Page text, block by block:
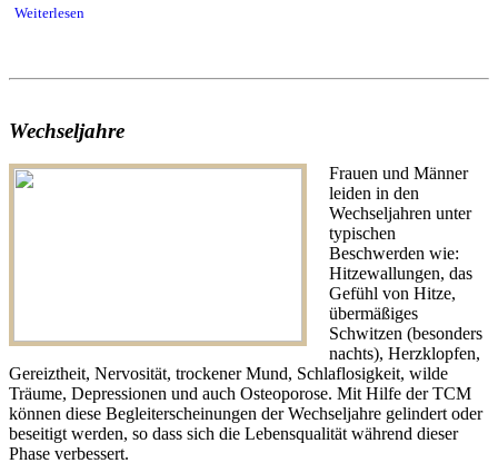
Weiterlesen
Wechseljahre
Frauen und Männer
leiden in den
Wechseljahren unter
typischen
Beschwerden wie:
Hitzewallungen, das
Gefühl von Hitze,
übermäßiges
Schwitzen (besonders
nachts), Herzklopfen,
Gereiztheit, Nervosität, trockener Mund, Schlaflosigkeit, wilde
Träume, Depressionen und auch Osteoporose. Mit Hilfe der TCM
können diese Begleiterscheinungen der Wechseljahre gelindert oder
beseitigt werden, so dass sich die Lebensqualität während dieser
Phase verbessert.